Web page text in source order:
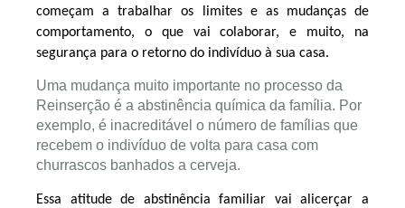
começam a trabalhar os limites e as mudanças de
comportamento, o que vai colaborar, e muito, na
segurança para o retorno do indivíduo à sua casa.
Uma mudança muito importante no processo da
Reinserção é a abstinência química da família. Por
exemplo, é inacreditável o número de famílias que
recebem o indivíduo de volta para casa com
churrascos banhados a cerveja.
Essa atitude de abstinência familiar vai alicerçar a